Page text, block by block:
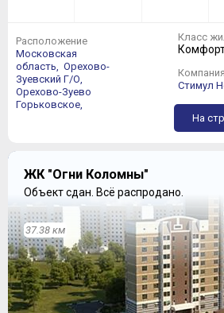
В августе 2017 года, получено
эксплуатацию жилого корпуса №17,
Расположение
Московская
область,
Орехово-
Зуевский Г/О,
Орехово-Зуево
Горьковское,
Класс
Компания
Стимул
На
ЖК "Огни Коломны"
Объект сдан. Всё распродано.
37.38 км